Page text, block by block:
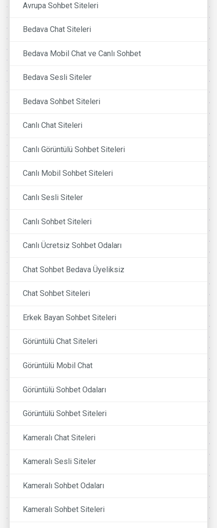
Avrupa Sohbet Siteleri
Bedava Chat Siteleri
Bedava Mobil Chat ve Canlı Sohbet
Bedava Sesli Siteler
Bedava Sohbet Siteleri
Canlı Chat Siteleri
Canlı Görüntülü Sohbet Siteleri
Canlı Mobil Sohbet Siteleri
Canlı Sesli Siteler
Canlı Sohbet Siteleri
Canlı Ücretsiz Sohbet Odaları
Chat Sohbet Bedava Üyeliksiz
Chat Sohbet Siteleri
Erkek Bayan Sohbet Siteleri
Görüntülü Chat Siteleri
Görüntülü Mobil Chat
Görüntülü Sohbet Odaları
Görüntülü Sohbet Siteleri
Kameralı Chat Siteleri
Kameralı Sesli Siteler
Kameralı Sohbet Odaları
Kameralı Sohbet Siteleri